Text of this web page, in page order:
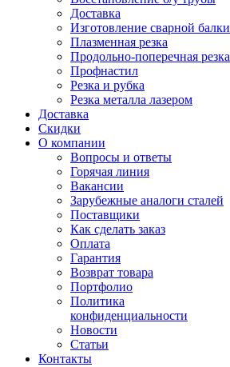
Доставка
Изготовление сварной балки
Плазменная резка
Продольно-поперечная резка
Профнастил
Резка и рубка
Резка металла лазером
Доставка
Скидки
О компании
Вопросы и ответы
Горячая линия
Вакансии
Зарубежные аналоги сталей
Поставщики
Как сделать заказ
Оплата
Гарантия
Возврат товара
Портфолио
Политика
конфиденциальности
Новости
Статьи
Контакты